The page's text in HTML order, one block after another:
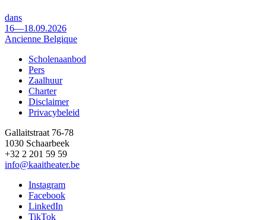
dans
16—18.09.2026
Ancienne Belgique
Footer
Scholenaanbod
Pers
Zaalhuur
Charter
Disclaimer
Privacybeleid
Gallaitstraat 76-78
1030 Schaarbeek
+32 2 201 59 59
info@kaaitheater.be
Instagram
Facebook
LinkedIn
TikTok